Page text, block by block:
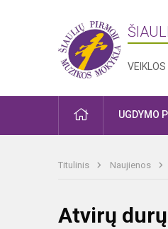
PRADŽIAUGDYMO
Titulinis Naujienos
Atvirų